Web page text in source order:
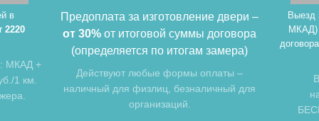
Хочу такую
в
2220
МКАД +
1 км.
Предоплата за изготовление двери –
от 30% от итоговой суммы договора
(определяется по итогам замера)
Действуют любые формы оплаты –
наличный для физлиц, безналичный для
организаций.
Выезд